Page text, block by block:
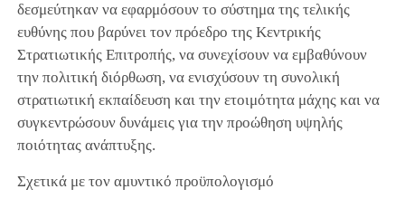
δεσμεύτηκαν να εφαρμόσουν το σύστημα της τελικής
ευθύνης που βαρύνει τον πρόεδρο της Κεντρικής
Στρατιωτικής Επιτροπής, να συνεχίσουν να εμβαθύνουν
την πολιτική διόρθωση, να ενισχύσουν τη συνολική
στρατιωτική εκπαίδευση και την ετοιμότητα μάχης και να
συγκεντρώσουν δυνάμεις για την προώθηση υψηλής
ποιότητας ανάπτυξης.
Σχετικά με τον αμυντικό προϋπολογισμό